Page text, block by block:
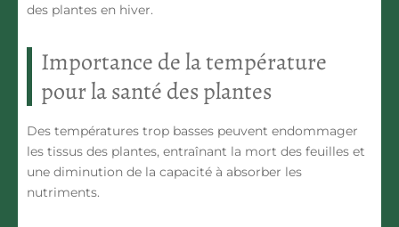
des plantes en hiver.
Importance de la température
pour la santé des plantes
Des températures trop basses peuvent endommager
les tissus des plantes, entraînant la mort des feuilles et
une diminution de la capacité à absorber les
nutriments.